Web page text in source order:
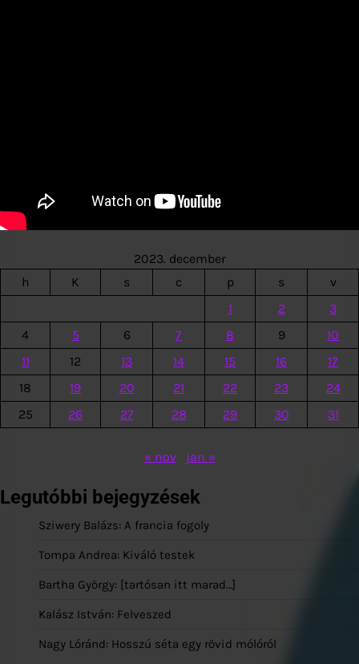
2023. december
h
K s c p s
v
1
2
3
4
5 6 7 8 9
10
11
12 13 14 15 16
17
18
19 20 21 22 23
24
25
26 27 28 29 30 31
« nov jan »
Legutóbbi bejegyzések
Sziwery Balázs: A francia fogoly
Tompa Andrea: Kiváló testek
Bartha György: [tartósan itt marad…]
Kalász István: Felveszed
Nagy Lóránd: Hosszú séta egy rövid mólóról